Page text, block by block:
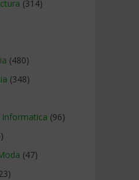
(314)
(480)
(348)
Informatica (96)
(47)